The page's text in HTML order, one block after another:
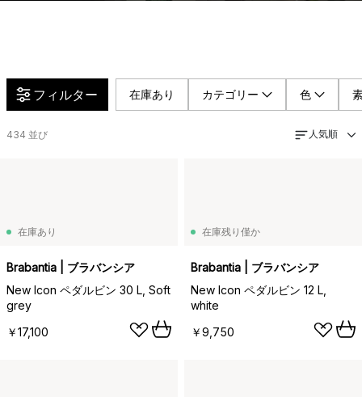
フィルター 在庫あり カテゴリー 色
434 並び 人気順
在庫あり
Brabantia | ブラバンシア
New Icon ペダルビン 30 L, Soft
grey
￥17,100
在庫残り僅か
Brabantia | ブラバンシア
New Icon ペダルビン 12 L,
white
￥9,750